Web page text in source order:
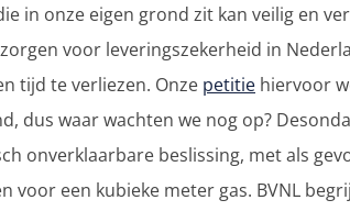
in onze eigen grond zit kan veilig en
voor leveringszekerheid in
tijd te verliezen. Onze petitie hiervoor
dus waar wachten we nog op?
onverklaarbare beslissing, met als
voor een kubieke meter gas. BVNL